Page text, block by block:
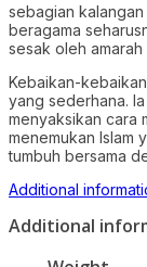
sebagian
beragama
sesak oleh
Kebaikan-
yang sederhana.
menyaksikan cara
menemukan Islam
tumbuh bersama
Additional
Additional